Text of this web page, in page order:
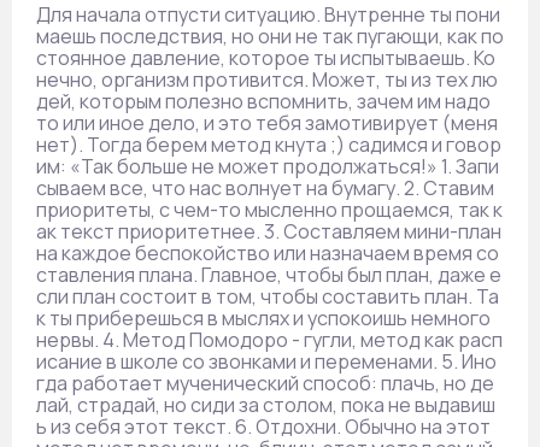
Для начала отпусти ситуацию. Внутренне ты пони
маешь последствия, но они не так пугающи, как по
стоянное давление, которое ты испытываешь. Ко
нечно, организм противится. Может, ты из тех лю
дей, которым полезно вспомнить, зачем им надо
то или иное дело, и это тебя замотивирует (меня
нет). Тогда берем метод кнута ;) садимся и говор
им: «Так больше не может продолжаться!» 1. Запи
сываем все, что нас волнует на бумагу. 2. Ставим
приоритеты, с чем-то мысленно прощаемся, так к
ак текст приоритетнее. 3. Составляем мини-план
на каждое беспокойство или назначаем время со
ставления плана. Главное, чтобы был план, даже е
сли план состоит в том, чтобы составить план. Та
к ты приберешься в мыслях и успокоишь немного
нервы. 4. Метод Помодоро - гугли, метод как расп
исание в школе со звонками и переменами. 5. Ино
гда работает мученический способ: плачь, но де
лай, страдай, но сиди за столом, пока не выдавиш
ь из себя этот текст. 6. Отдохни. Обычно на этот